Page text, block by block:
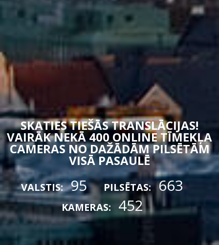
SKATIES TIEŠĀS TRANSLĀCIJAS!
VAIRĀK NEKĀ 400 ONLINE TĪMEKĻA
CAMERAS NO DAŽĀDĀM PILSĒTĀM
VISĀ PASAULĒ
VALSTIS: 95 PILSĒTAS: 663
KAMERAS: 452